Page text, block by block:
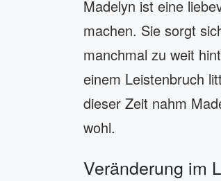
Madelyn ist eine
machen. Sie sorgt
manchmal zu weit
einem Leistenbruch
dieser Zeit nahm
wohl.
Veränderung im